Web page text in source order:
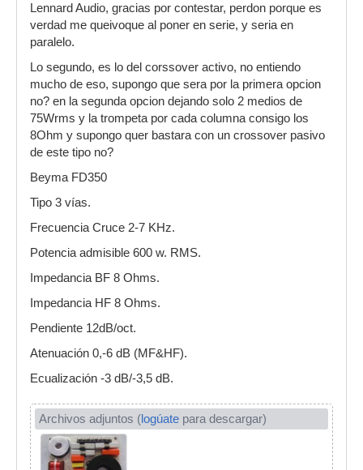
Lennard Audio, gracias por contestar, perdon porque es
verdad me queivoque al poner en serie, y seria en
paralelo.
Lo segundo, es lo del corssover activo, no entiendo
mucho de eso, supongo que sera por la primera opcion
no? en la segunda opcion dejando solo 2 medios de
75Wrms y la trompeta por cada columna consigo los
8Ohm y supongo quer bastara con un crossover pasivo
de este tipo no?
Beyma FD350
Tipo 3 vías.
Frecuencia Cruce 2-7 KHz.
Potencia admisible 600 w. RMS.
Impedancia BF 8 Ohms.
Impedancia HF 8 Ohms.
Pendiente 12dB/oct.
Atenuación 0,-6 dB (MF&HF).
Ecualización -3 dB/-3,5 dB.
Archivos adjuntos (logúate para descargar)